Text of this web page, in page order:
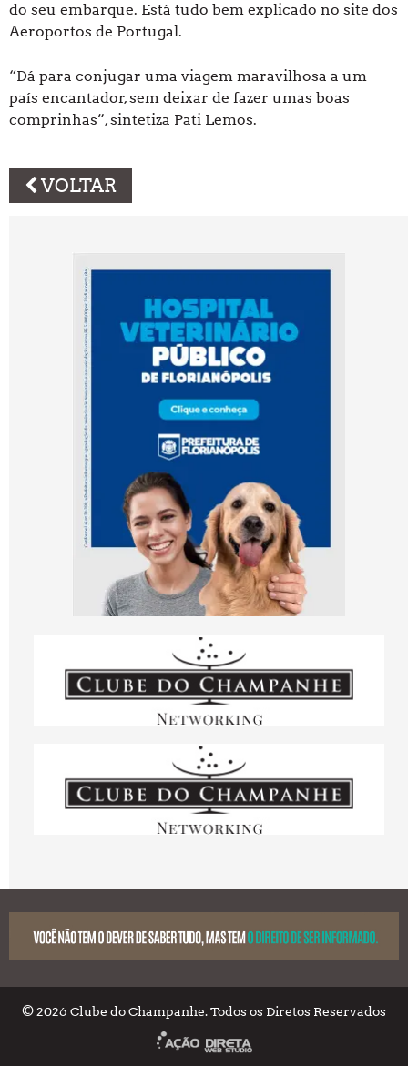
do seu embarque. Está tudo bem explicado no site dos
Aeroportos de Portugal.
“Dá para conjugar uma viagem maravilhosa a um
país encantador, sem deixar de fazer umas boas
comprinhas”, sintetiza Pati Lemos.
VOLTAR
© 2026 Clube do Champanhe. Todos os Diretos Reservados